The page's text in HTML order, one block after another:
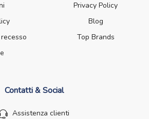
Privacy Policy
Blog
Top Brands
Contatti & Social
Assistenza clienti